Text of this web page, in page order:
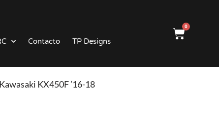
Contacto TP Designs
0
KX450F ’16-18